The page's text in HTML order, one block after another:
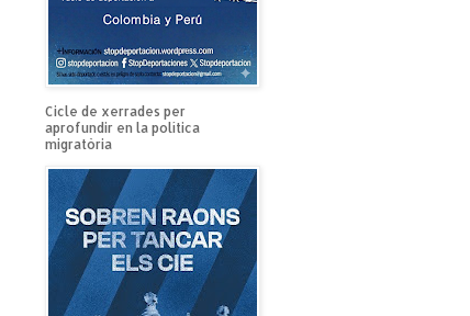
Cicle de xerrades per
aprofundir en la política
migratòria